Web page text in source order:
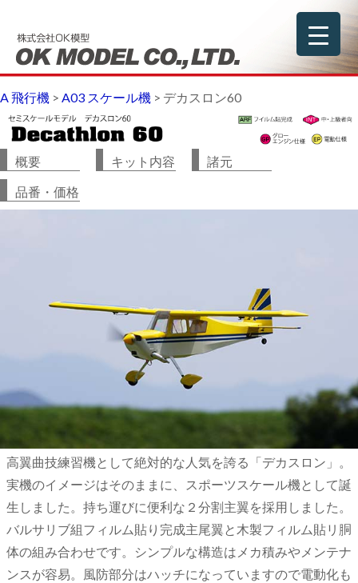
A 飛行機 > A03 スケール機 > デカスロン60
概要 キット内容
諸元
品番・価格
高翼曲技練習機として絶対的な人気を誇る「デカスロン」。
実機のイメージはそのままに、スポーツスケール機として誕
生しました。持ち運びに便利な２分割主翼を採用しました。
バルサリブ組フィルム貼り完成主尾翼と木製フィルム貼リ胴
体の組み合わせです。シンプルな構造はメカ積みやメンテナ
ンスが容易。風防部分はハッチになっていますので電動化も